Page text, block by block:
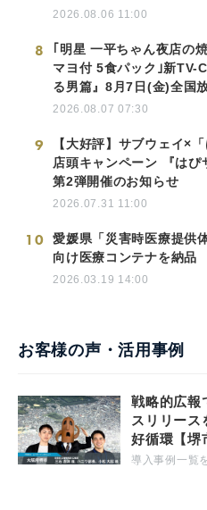
2026.08.06 11:00
8
｢明星 一平ちゃん夜店の
マヨ付 5食パック｣新TV-
る男篇』8月7日(金)全国
2026.08.07 07:30
9
【大好評】サブウェイ×
店頭キャンペーン 『はぴ
第2弾開催のお知らせ
2026.07.31 11:00
10
愛媛県「災害時医療提供
向け医療コンテナを納品
2026.03.19 14:00
お客様の声・活用事例
戦略的広報
スリリース
好循環【堺
導入事例一覧